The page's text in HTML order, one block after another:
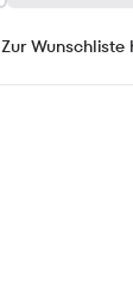
Zur Wunschliste